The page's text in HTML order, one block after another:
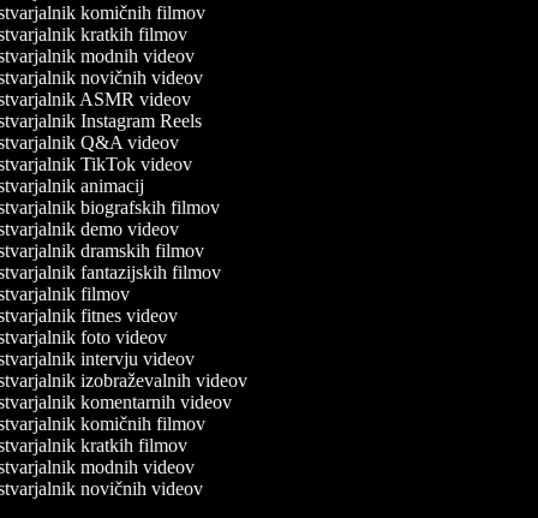
komičnih filmov
kratkih filmov
modnih videov
novičnih videov
ASMR videov
Instagram Reels
Q&A videov
TikTok videov
animacij
biografskih filmov
demo videov
dramskih filmov
fantazijskih filmov
filmov
fitnes videov
foto videov
intervju videov
izobraževalnih videov
komentarnih videov
komičnih filmov
kratkih filmov
modnih videov
novičnih videov